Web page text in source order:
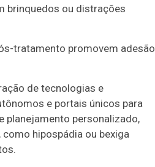
brinquedos ou distrações
tratamento promovem adesão
de tecnologias e
e portais únicos para
planejamento personalizado,
hipospádia ou bexiga